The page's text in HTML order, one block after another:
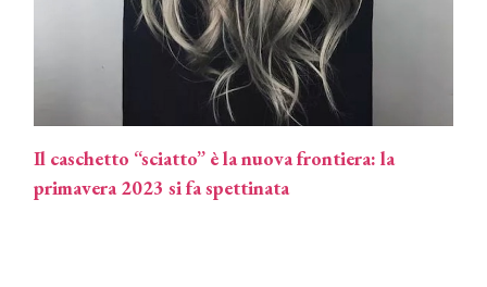
Il caschetto “sciatto” è la nuova frontiera: la
primavera 2023 si fa spettinata
professionali
Davines presenta cofanetti beauty
preziosi per un regalo adatto ad
ogni capello
COSMOPROF WORLDWIDE BOLOGNA
Cosmprof Worldwide Bologna
presenta THE BEAUTY &